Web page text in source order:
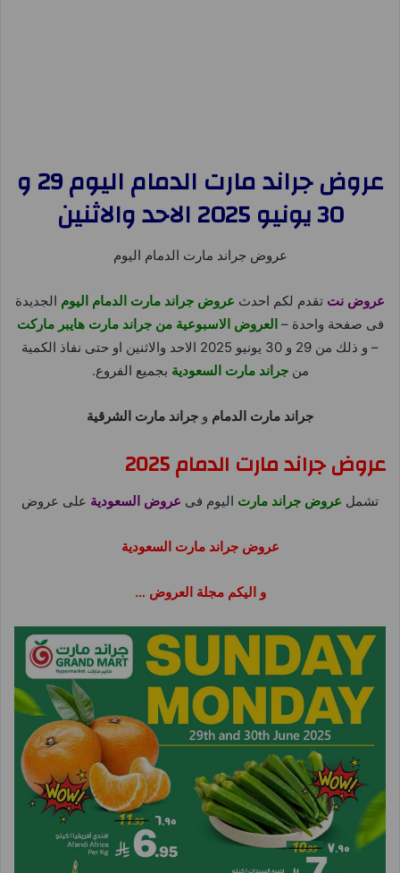
عروض جراند مارت الدمام اليوم 29 و
30 يونيو 2025 الاحد والاثنين
عروض جراند مارت الدمام اليوم
عروض نت تقدم لكم احدث عروض جراند مارت الدمام اليوم الجديدة
فى صفحة واحدة –العروض الاسبوعية من جراند مارت هايبر ماركت
– و ذلك من 29 و 30 يونيو 2025 الاحد والاثنين او حتى نفاذ الكمية
منجراند مارت السعودية بجميع الفروع.
جراند مارت الدمام و جراند مارت الشرقية
عروض جراند مارت الدمام 2025
تشمل عروض جراند مارت اليوم فى عروض السعودية على عروض
عروض جراند مارت السعودية
و اليكم مجلة العروض …